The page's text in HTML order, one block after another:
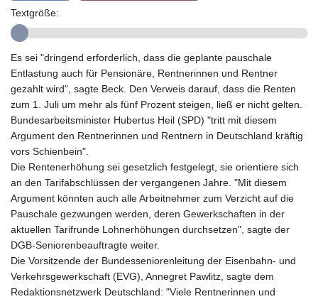
HTG 150.622097
HUF 365.116225
IDR 20639.263954
ILS 3.465652
IMP 0.85592
INR 109.826937
IQD 1510.035474
1584183.343658
ISK 142.412461
JEP 0.85592
JMD 182.603882
JOD 0.816933
JPY 182.568546
KES 149.07919
KGS 100.76524
KHR 4670.680341
Textgröße:
Es sei "dringend erforderlich, dass die geplante pauschale
Entlastung auch für Pensionäre, Rentnerinnen und Rentner
gezahlt wird", sagte Beck. Den Verweis darauf, dass die Renten
zum 1. Juli um mehr als fünf Prozent steigen, ließ er nicht gelten.
Bundesarbeitsminister Hubertus Heil (SPD) "tritt mit diesem
Argument den Rentnerinnen und Rentnern in Deutschland kräftig
vors Schienbein".
Die Rentenerhöhung sei gesetzlich festgelegt, sie orientiere sich
an den Tarifabschlüssen der vergangenen Jahre. "Mit diesem
Argument könnten auch alle Arbeitnehmer zum Verzicht auf die
Pauschale gezwungen werden, deren Gewerkschaften in der
aktuellen Tarifrunde Lohnerhöhungen durchsetzen", sagte der
DGB-Seniorenbeauftragte weiter.
Die Vorsitzende der Bundesseniorenleitung der Eisenbahn- und
Verkehrsgewerkschaft (EVG), Annegret Pawlitz, sagte dem
Redaktionsnetzwerk Deutschland: "Viele Rentnerinnen und